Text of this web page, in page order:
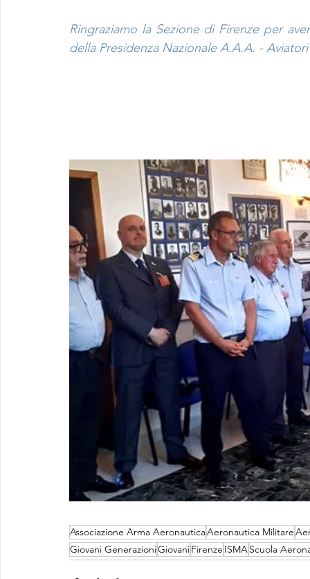
Ringraziamo la Sezione di Firenze per
della Presidenza Nazionale A.A.A. - Aviatori
Associazione Arma AeronauticaAeronautica Militare
Giovani GenerazioniGiovaniFirenze ISMAScuola